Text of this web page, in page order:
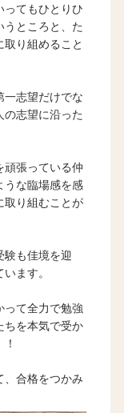
ってもひとりひ
うところと、た
取り組めること
一志望だけでな
の志望に沿った
頑張っている仲
うな臨場感を感
取り組むことが
験も佳境を迎
ます。
って全力で勉強
ちを本気で受か
、合格をつかみ